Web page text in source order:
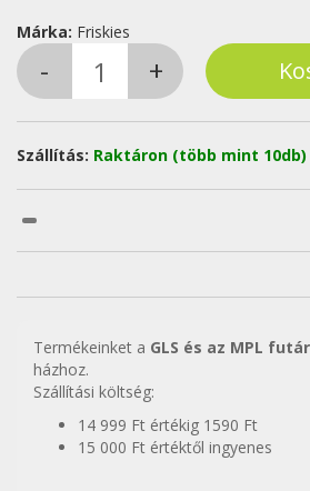
Márka: Friskies
Szállítás: Raktáron (több mint 10db)
Termékeinket a GLS és az MPL
házhoz.
Szállítási költség:
14 999 Ft értékig 1590 Ft
15 000 Ft értéktől ingyenes